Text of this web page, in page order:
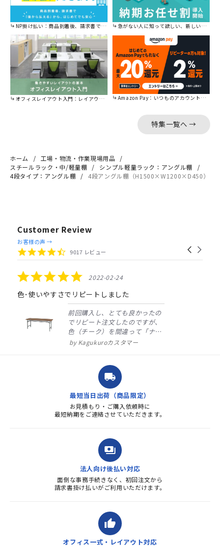
NP掛け払い：商品到着後、請求書で後から払えます。 急がない人に知って欲しい、新しい割引を始めました。
オフィスレイアウト入門：レイアウトの基本をご紹介。 Amazon Pay：いつものアカウントで簡単に決済可能。
特集一覧へ →
ホーム
工場・物流・作業現場用品
スチールラック・中/軽量棚
シンプル軽量ラック：アングル棚
4段タイプ：アングル棚
4段アングル棚（H1500×W1200×D450）
Customer Review
Reviews
carousel
Carousel
4.4
star
9017 レビュー
お客様の声 →
5.0
star
rating
2022-02-24
色･使いやすさでリピートしました
前回購入し、とても良かったの
でリピート注文したのですが、
色（チーク）を間違って「ナチ
ュラル」としてしまいました。
ました。商品到着も早く、品
質・使いやすさで満足していま
す。また、リピートするときは
よろしくお...
Kagukuroカスタマー
local_shipping
最短当日出荷（商品限定）
お見積もり・ご購入依頼時に
最短納期をご連絡させていただきます。
payments
法人向け後払い対応
面倒な事務手続きなく、初回注文から
請求書掛け払いがご利用いただけます。
thumb_up
オフィス一式・レイアウト対応